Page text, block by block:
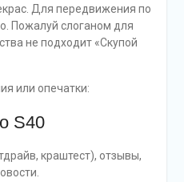
Для передвижения по
Пожалуй слоганом для
не подходит «Скупой
или опечатки:
S40
краштест), отзывы,